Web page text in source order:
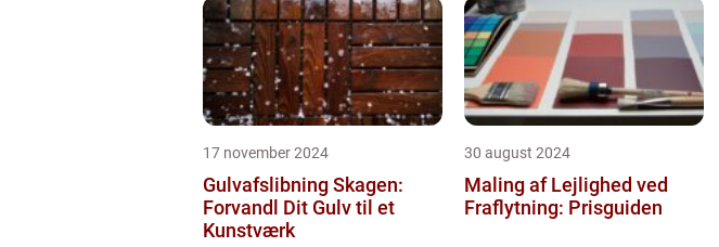
17 november 2024
Gulvafslibning Skagen:
Forvandl Dit Gulv til et
Kunstværk
30 august 2024
Maling af Lejlighed ved
Fraflytning: Prisguiden